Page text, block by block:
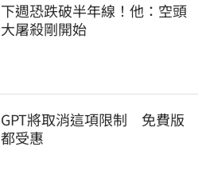
下週恐跌破半年線！他：空頭
大屠殺剛開始
GPT將取消這項限制　免費版
都受惠